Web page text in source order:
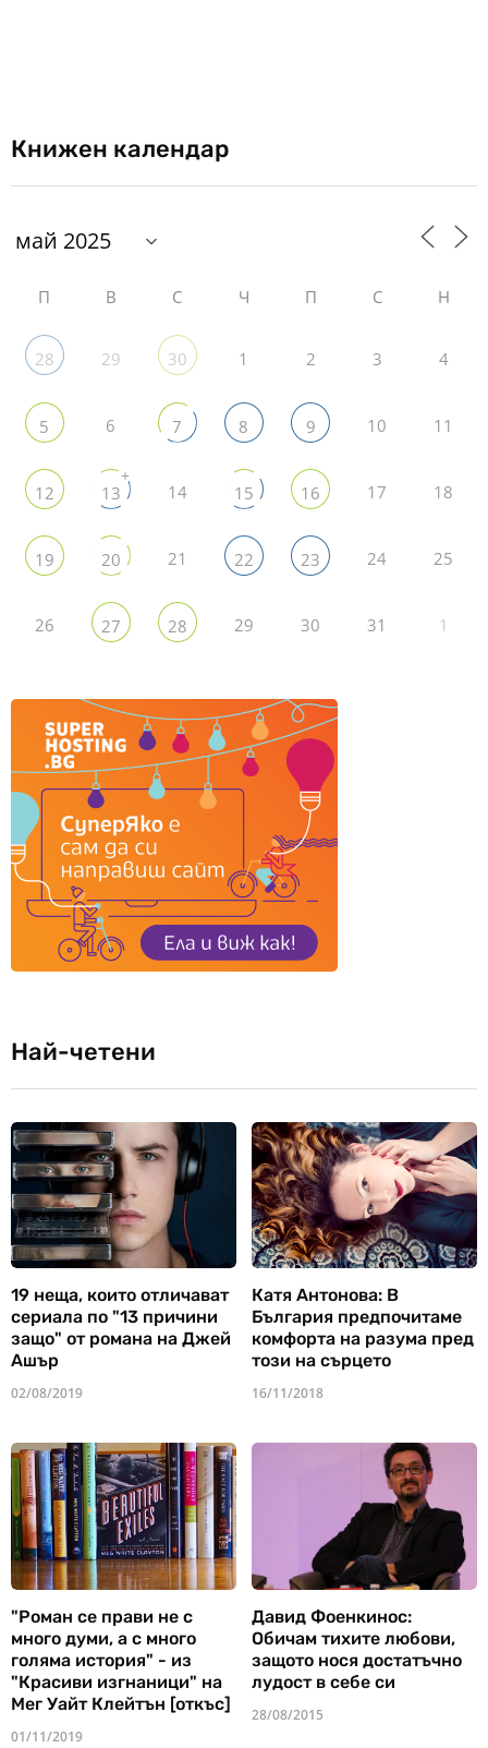
Книжен календар
П В С Ч П С Н
28 29 30 1 2 3 4
5 6 7 8 9 10 11
12 13
+
14 15 16 17 18
19 20 21 22 23 24 25
26 27 28 29 30 31 1
Най-четени
19 неща, които отличават
сериала по "13 причини
защо" от романа на Джей
Ашър
02/08/2019
Катя Антонова: В
България предпочитаме
комфорта на разума пред
този на сърцето
16/11/2018
"Роман се прави не с
много думи, а с много
голяма история" - из
"Красиви изгнаници" на
Мег Уайт Клейтън [откъс]
01/11/2019
Давид Фоенкинос:
Обичам тихите любови,
защото нося достатъчно
лудост в себе си
28/08/2015